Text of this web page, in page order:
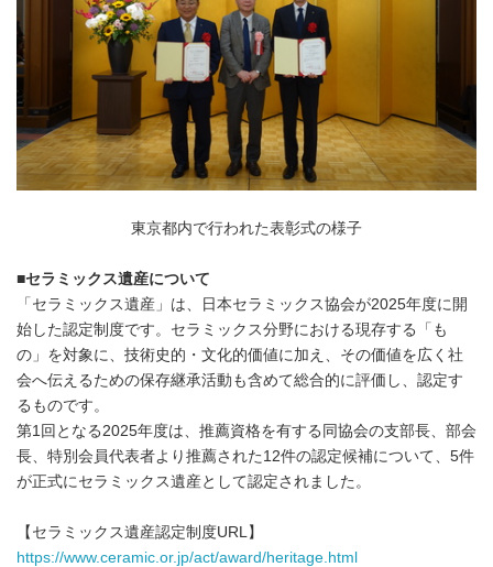
東京都内で行われた表彰式の様子
■セラミックス遺産について
「セラミックス遺産」は、日本セラミックス協会が2025年度に開
始した認定制度です。セラミックス分野における現存する「も
の」を対象に、技術史的・文化的価値に加え、その価値を広く社
会へ伝えるための保存継承活動も含めて総合的に評価し、認定す
るものです。
第1回となる2025年度は、推薦資格を有する同協会の支部長、部会
長、特別会員代表者より推薦された12件の認定候補について、5件
が正式にセラミックス遺産として認定されました。
【セラミックス遺産認定制度URL】
https://www.ceramic.or.jp/act/award/heritage.html